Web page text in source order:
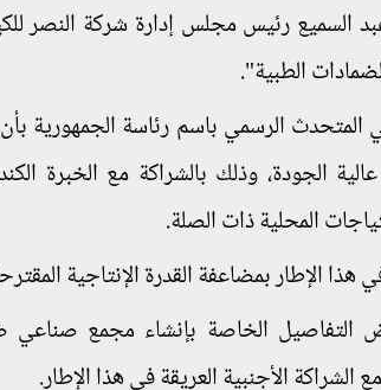
السميع رئيس مجلس إدارة شركة النصر
المتحدث الرسمي باسم رئاسة الجمهورية
الجودة، وذلك بالشراكة مع الخبرة
المحلية ذات الصلة.
التفاصيل الخاصة بإنشاء مجمع صناعي
الشراكة الأجنبية العريقة في هذا الإطار.